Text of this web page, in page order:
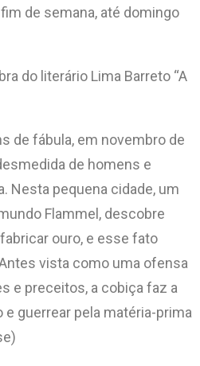
de semana, até domingo
do literário Lima Barreto “A
de fábula, em novembro de
de homens e
Nesta pequena cidade, um
Flammel, descobre
ouro, e esse fato
vista como uma ofensa
e preceitos, a cobiça faz a
e guerrear pela matéria-prima